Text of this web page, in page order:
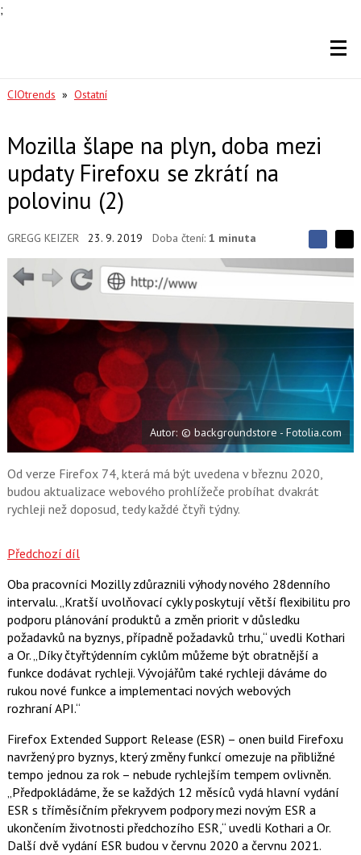
;
CIOtrends » Ostatní
Mozilla šlape na plyn, doba mezi
updaty Firefoxu se zkrátí na
polovinu (2)
GREGG KEIZER 23. 9. 2019 Doba čtení: 1 minuta
S
d
e
t
S
í
e
n
a
c
b
o
o
k
u
í
e
t
a
s
X
Autor: © backgroundstore - Fotolia.com
Od verze Firefox 74, která má být uvedena v březnu 2020,
budou aktualizace webového prohlížeče probíhat dvakrát
rychleji než doposud, tedy každé čtyři týdny.
Předchozí díl
Oba pracovníci Mozilly zdůraznili výhody nového 28denního
intervalu. „Kratší uvolňovací cykly poskytují větší flexibilitu pro
podporu plánování produktů a změn priorit v důsledku
požadavků na byznys, případně požadavků trhu,“ uvedli Kothari
a Or. „Díky čtyřtýdenním cyklům můžeme být obratnější a
funkce dodávat rychleji. Vývojářům také rychleji dáváme do
rukou nové funkce a implementaci nových webových
rozhraní API.“
Firefox Extended Support Release (ESR) – onen build Firefoxu
navržený pro byznys, který změny funkcí omezuje na přibližné
tempo jednou za rok – nebude rychlejším tempem ovlivněn.
„Předpokládáme, že se každých 12 měsíců vydá hlavní vydání
ESR s tříměsíčním překryvem podpory mezi novým ESR a
ukončením životnosti předchozího ESR,“ uvedli Kothari a Or.
Další dvě vydání ESR budou v červnu 2020 a červnu 2021.